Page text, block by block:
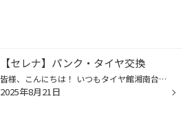
【セレナ】パンク・タイヤ交換
皆様、こんにちは！ いつもタイヤ館湘南台のHPをご覧いただきありがとうございます。 セレナのパンクによるタイヤ交換をご紹介いたします。 パンクの状況 パンクの場所的には修理可能な場所ですが、、、 ！！！？？？ 原因はわかりませんが中のタイヤも中のワイヤーも大きく避けてしまっています。 ...
2025年8月21日